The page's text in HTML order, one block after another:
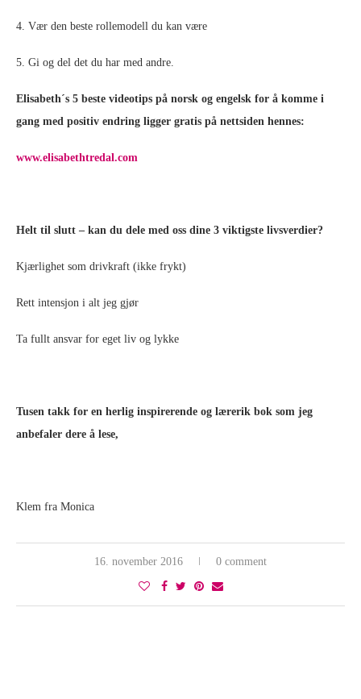
4. Vær den beste rollemodell du kan være
5. Gi og del det du har med andre.
Elisabeth´s 5 beste videotips på norsk og engelsk for å komme i
gang med positiv endring ligger gratis på nettsiden hennes:
www.elisabethtredal.com
Helt til slutt – kan du dele med oss dine 3 viktigste livsverdier?
Kjærlighet som drivkraft (ikke frykt)
Rett intensjon i alt jeg gjør
Ta fullt ansvar for eget liv og lykke
Tusen takk for en herlig inspirerende og lærerik bok som jeg
anbefaler dere å lese,
Klem fra Monica
16. november 2016 0 comment